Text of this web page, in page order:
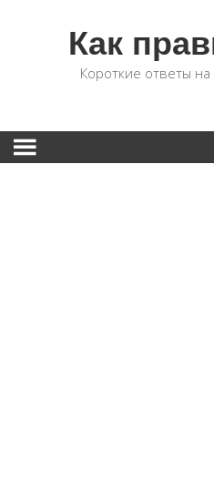
Как
Короткие ответы